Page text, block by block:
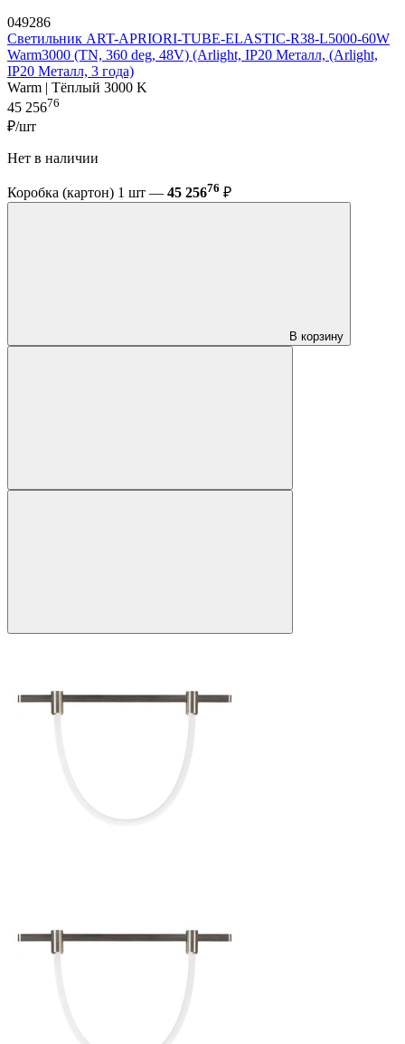
049286
Светильник ART-APRIORI-TUBE-ELASTIC-R38-L5000-60W
Warm3000 (TN, 360 deg, 48V) (Arlight, IP20 Металл, (Arlight,
IP20 Металл, 3 года)
Warm | Тёплый 3000 K
45 25676
₽/шт
Нет в наличии
Коробка (картон) 1 шт — 45 25676 ₽
В корзину